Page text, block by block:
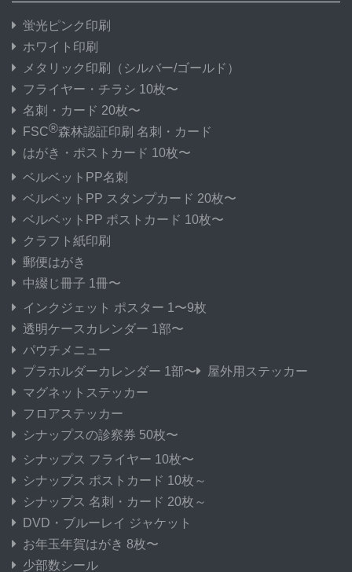
蛍光ピンク印刷
ホワイト印刷
メタリック印刷
（シルバー/ゴールド）
フライヤー・チラシ 10枚〜
名刺・カード 20枚〜
FSC®森林認証印刷 名刺・カード
はがき・ポストカード 10枚〜
ベルベットPP名刺
ベルベットPP スタンプカード 20枚〜
ベルベットPP ポストカード 10枚〜
クラフト紙印刷
郵便はがき
中綴じ冊子 1冊〜
インクジェット ポスター 1〜9枚
透明ケースカレンダー 1部〜
パウチメニュー
プラホルダーカレンダー 1部〜
屋外用ステッカー
マグネットステッカー
フロアステッカー
シナップスの診察券 50枚〜
シナップス フライヤー 10枚〜
シナップス ポストカード 10枚～
シナップス 名刺・カード 20枚～
DVD・ブルーレイ ジャケット
お年玉年賀はがき 8枚〜
少部数シール